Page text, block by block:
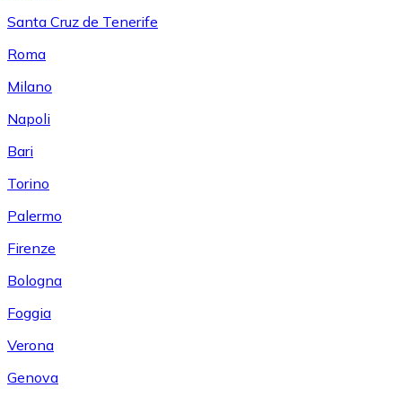
Santa Cruz de Tenerife
Roma
Milano
Napoli
Bari
Torino
Palermo
Firenze
Bologna
Foggia
Verona
Genova